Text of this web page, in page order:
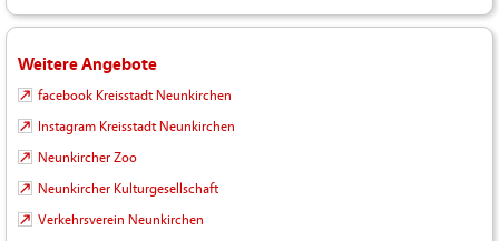
Weitere Angebote
facebook Kreisstadt Neunkirchen
Instagram Kreisstadt Neunkirchen
Neunkircher Zoo
Neunkircher Kulturgesellschaft
Verkehrsverein Neunkirchen